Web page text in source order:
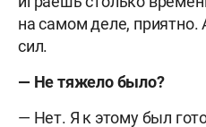
на самом деле, приятно.
сил.
— Не тяжело было?
— Нет. Я к этому был